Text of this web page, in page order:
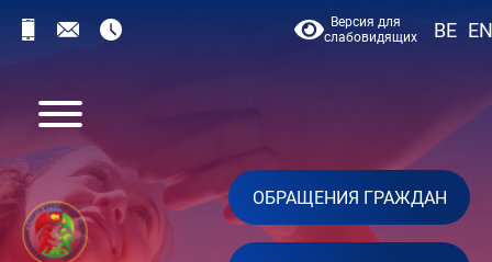
Версия для
слабовидящих
BE EN
ОБРАЩЕНИЯ ГРАЖДАН